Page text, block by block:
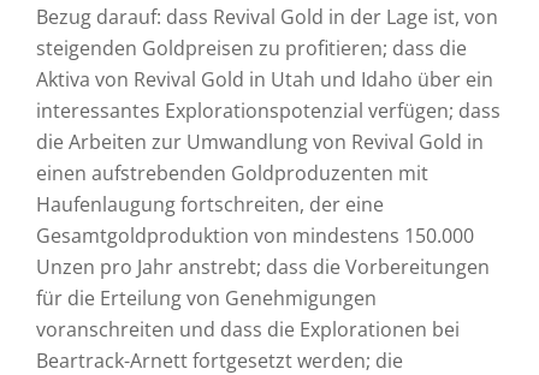
Bezug darauf: dass Revival Gold in der Lage ist, von
steigenden Goldpreisen zu profitieren; dass die
Aktiva von Revival Gold in Utah und Idaho über ein
interessantes Explorationspotenzial verfügen; dass
die Arbeiten zur Umwandlung von Revival Gold in
einen aufstrebenden Goldproduzenten mit
Haufenlaugung fortschreiten, der eine
Gesamtgoldproduktion von mindestens 150.000
Unzen pro Jahr anstrebt; dass die Vorbereitungen
für die Erteilung von Genehmigungen
voranschreiten und dass die Explorationen bei
Beartrack-Arnett fortgesetzt werden; die